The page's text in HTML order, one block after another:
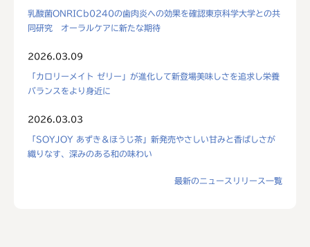
乳酸菌ONRICb0240の歯肉炎への効果を確認東京科学大学との共
同研究 オーラルケアに新たな期待
2026.03.09
「カロリーメイト ゼリー」が進化して新登場美味しさを追求し栄養
バランスをより身近に
2026.03.03
「SOYJOY あずき＆ほうじ茶」新発売やさしい甘みと香ばしさが
織りなす、深みのある和の味わい
最新のニュースリリース一覧